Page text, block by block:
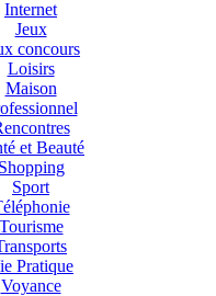
Internet
Jeux
concours
Loisirs
Maison
et Beauté
Shopping
Sport
Tourisme
Pratique
Voyance